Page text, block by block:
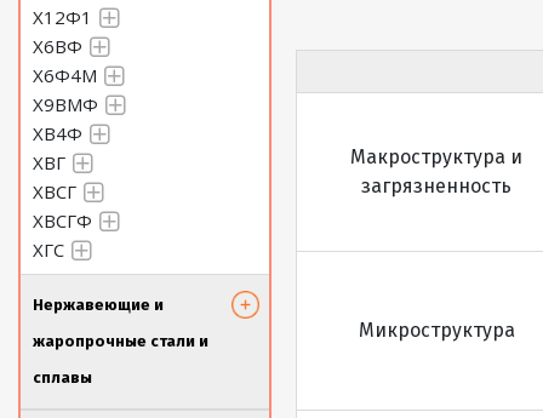
Х12Ф1
Х6ВФ
Х6Ф4М
Х9ВМФ
ХВ4Ф
ХВГ
ХВСГ
ХВСГФ
ХГС
Нержавеющие и
жаропрочные стали и
сплавы
Макроструктура и
загрязненность
Микроструктура